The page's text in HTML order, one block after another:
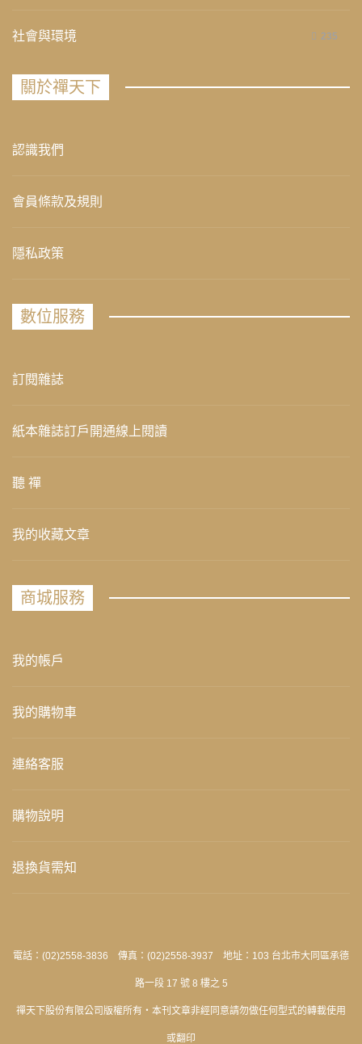
社會與環境 235
關於禪天下
認識我們
會員條款及規則
隱私政策
數位服務
訂閱雜誌
紙本雜誌訂戶開通線上閱讀
聽 禪
我的收藏文章
商城服務
我的帳戶
我的購物車
連絡客服
購物說明
退換貨需知
電話：(02)2558-3836 傳真：(02)2558-3937 地址：103 台北市大同區承德
路一段 17 號 8 樓之 5
禪天下股份有限公司版權所有‧本刊文章非經同意請勿做任何型式的轉載使用
或翻印